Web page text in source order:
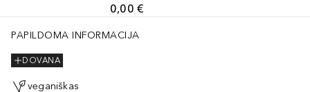
0,00 €
PAPILDOMA INFORMACIJA
DOVANA
veganiškas